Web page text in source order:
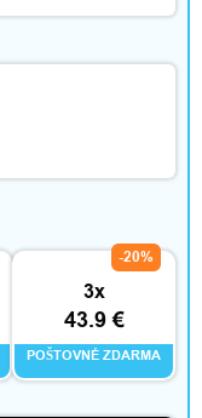
3x
43.9 €
-20%
POŠTOVNÉ ZDARMA